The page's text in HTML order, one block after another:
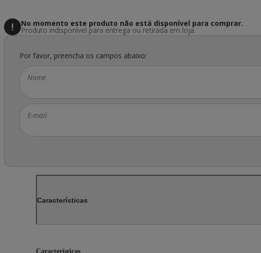
No momento este produto não está disponível para comprar.
Produto indisponível para entrega ou retirada em loja.
Por favor, preencha os campos abaixo:
Nome
E-mail
Características
Características